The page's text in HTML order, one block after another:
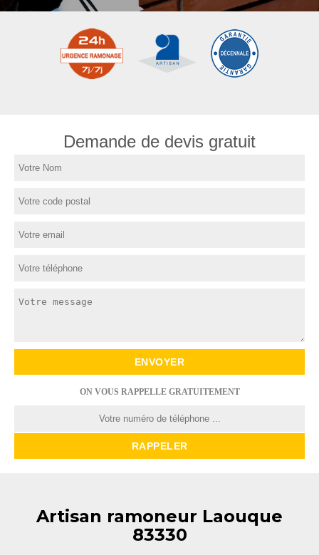
Demande de devis gratuit
ON VOUS RAPPELLE GRATUITEMENT
Artisan ramoneur Laouque
83330